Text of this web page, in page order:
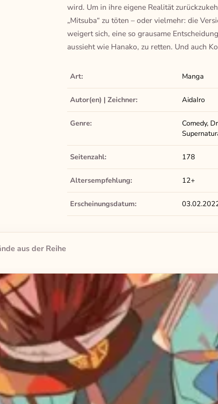
wird. Um in ihre eigene Realität
„Mitsuba“ zu töten – oder vielmehr: die
weigert sich, eine so grausame
aussieht wie Hanako, zu retten. Und auch
Art: Manga
Autor(en) | Zeichner: AidaIro
Genre:
Comedy,
Seitenzahl: 178
Altersempfehlung: 12+
Erscheinungsdatum:
aus der Reihe